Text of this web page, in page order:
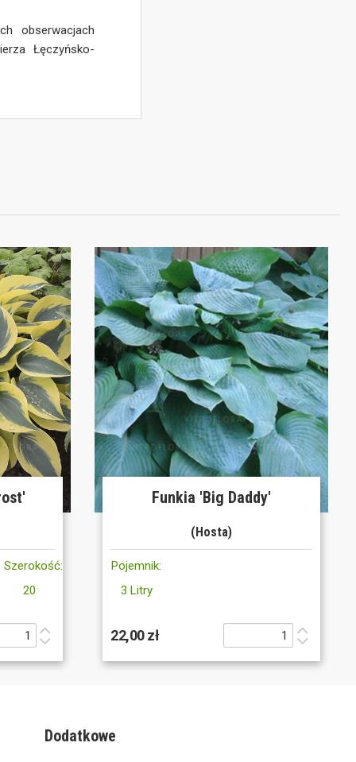
obserwacjach
Łęczyńsko-
Szerokość:
20
Funkia 'Big Daddy'
(Hosta)
Pojemnik:
3 Litry
22,00 zł
Dodatkowe